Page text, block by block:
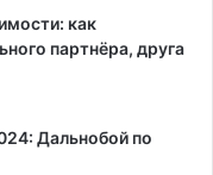
как
партнёра, друга
Дальнобой по